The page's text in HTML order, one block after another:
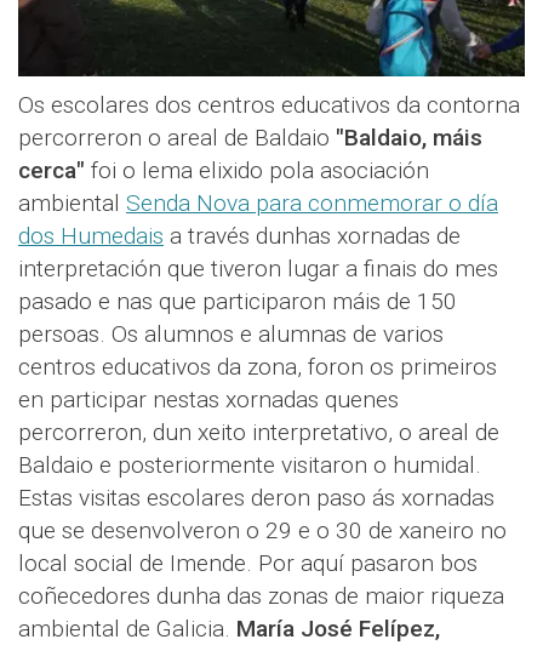
Os escolares dos centros educativos da contorna
percorreron o areal de Baldaio "Baldaio, máis
cerca" foi o lema elixido pola asociación
ambiental Senda Nova para conmemorar o día
dos Humedais a través dunhas xornadas de
interpretación que tiveron lugar a finais do mes
pasado e nas que participaron máis de 150
persoas. Os alumnos e alumnas de varios
centros educativos da zona, foron os primeiros
en participar nestas xornadas quenes
percorreron, dun xeito interpretativo, o areal de
Baldaio e posteriormente visitaron o humidal.
Estas visitas escolares deron paso ás xornadas
que se desenvolveron o 29 e o 30 de xaneiro no
local social de Imende. Por aquí pasaron bos
coñecedores dunha das zonas de maior riqueza
ambiental de Galicia. María José Felípez,